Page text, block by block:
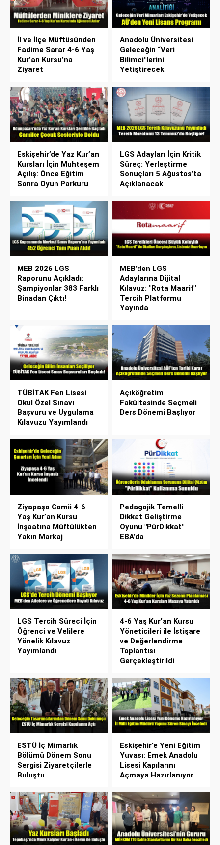
İl ve İlçe Müftüsünden
Fadime Sarar 4-6 Yaş
Kur’an Kursu’na
Ziyaret
Anadolu Üniversitesi
Geleceğin “Veri
Bilimci"lerini
Yetiştirecek
Eskişehir’de Yaz Kur’an
Kursları İçin Muhteşem
Açılış: Önce Eğitim
Sonra Oyun Parkuru
LGS Adayları İçin Kritik
Süreç: Yerleştirme
Sonuçları 5 Ağustos’ta
Açıklanacak
MEB 2026 LGS
Raporunu Açıkladı:
Şampiyonlar 383 Farklı
Binadan Çıktı!
MEB’den LGS
Adaylarına Dijital
Kılavuz: "Rota Maarif"
Tercih Platformu
Yayında
TÜBİTAK Fen Lisesi
Okul Özel Sınavı
Başvuru ve Uygulama
Kılavuzu Yayımlandı
Açıköğretim
Fakültesinde Seçmeli
Ders Dönemi Başlıyor
Ziyapaşa Camii 4-6
Yaş Kur’an Kursu
İnşaatına Müftülükten
Yakın Markaj
Pedagojik Temelli
Dikkat Geliştirme
Oyunu "PürDikkat"
EBA’da
LGS Tercih Süreci İçin
Öğrenci ve Velilere
Yönelik Kılavuz
Yayımlandı
4-6 Yaş Kur’an Kursu
Yöneticileri ile İstişare
ve Değerlendirme
Toplantısı
Gerçekleştirildi
ESTÜ İç Mimarlık
Bölümü Dönem Sonu
Sergisi Ziyaretçilerle
Buluştu
Eskişehir’e Yeni Eğitim
Yuvası: Emek Anadolu
Lisesi Kapılarını
Açmaya Hazırlanıyor